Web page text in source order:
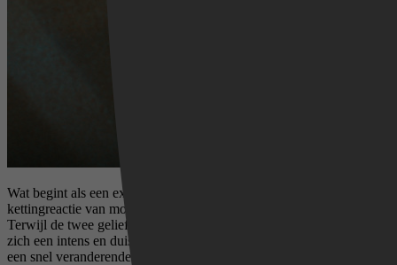
Wat begint als een experiment verandert al snel in een explosieve
kettingreactie van moord, obsessie en maatschappelijke onrust.
Terwijl de twee geliefden op de vlucht slaan voor de wet, ontvouwt
zich een intens en duister liefdesverhaal tegen de achtergrond van
een snel veranderende wereld.